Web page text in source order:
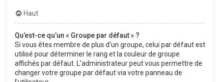
Haut
Qu’est-ce qu’un « Groupe par défaut » ?
Si vous êtes membre de plus d’un groupe, celui par défaut est
utilisé pour déterminer le rang et la couleur de groupe
affichés par défaut. L’administrateur peut vous permettre de
changer votre groupe par défaut via votre panneau de